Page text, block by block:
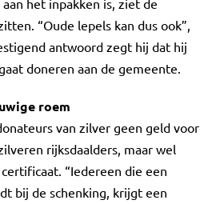
“Oude lepels kan dus ook”,
antwoord zegt hij dat hij
doneren aan de gemeente.
roem
van zilver geen geld voor
rijksdaalders, maar wel
“Iedereen die een
bij de schenking, krijgt een